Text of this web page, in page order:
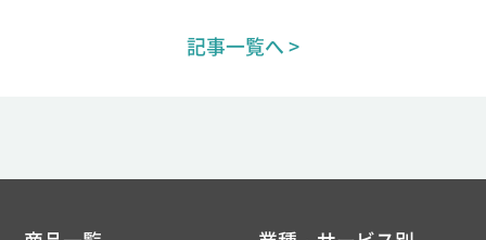
記事一覧へ >